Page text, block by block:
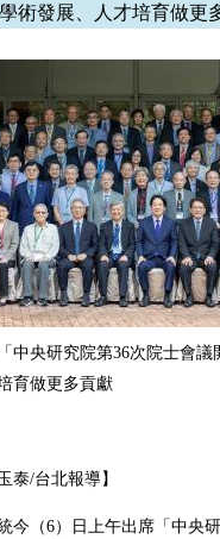
術發展、人才培育做更
中央研究院第36次院士會
育做更多貢獻
泰/台北報導】
今（6）日上午出席「中央